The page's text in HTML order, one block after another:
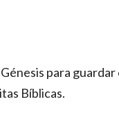
para
Bíblicas.